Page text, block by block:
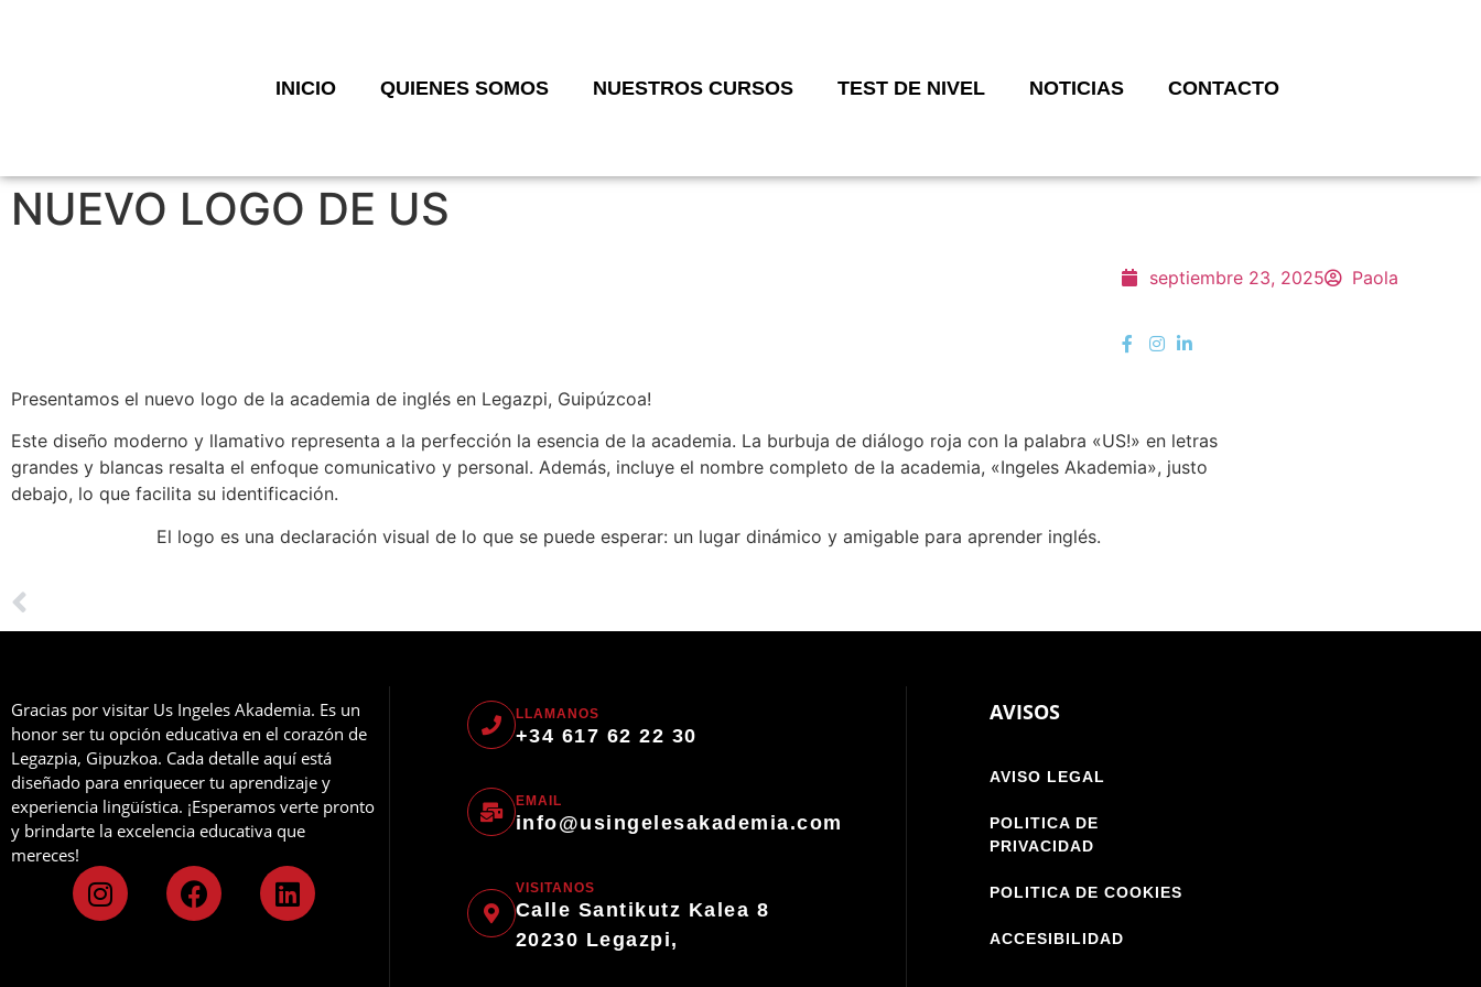
INICIO QUIENES SOMOS NUESTROS CURSOS TEST DE NIVEL NOTICIAS CONTACTO
NUEVO LOGO DE US
septiembre 23, 2025 Paola
Presentamos el nuevo logo de la academia de inglés en Legazpi, Guipúzcoa!
Este diseño moderno y llamativo representa a la perfección la esencia de la academia. La burbuja de diálogo roja con la palabra «US!» en letras
grandes y blancas resalta el enfoque comunicativo y personal. Además, incluye el nombre completo de la academia, «Ingeles Akademia», justo
debajo, lo que facilita su identificación.
El logo es una declaración visual de lo que se puede esperar: un lugar dinámico y amigable para aprender inglés.
Gracias por visitar Us Ingeles Akademia. Es un
honor ser tu opción educativa en el corazón de
Legazpia, Gipuzkoa. Cada detalle aquí está
diseñado para enriquecer tu aprendizaje y
experiencia lingüística. ¡Esperamos verte pronto
y brindarte la excelencia educativa que
mereces!
LLAMANOS
+34 617 62 22 30
EMAIL
info@usingelesakademia.com
VISITANOS
Calle Santikutz Kalea 8
20230 Legazpi,
AVISOS
AVISO LEGAL
POLITICA DE
PRIVACIDAD
POLITICA DE COOKIES
ACCESIBILIDAD